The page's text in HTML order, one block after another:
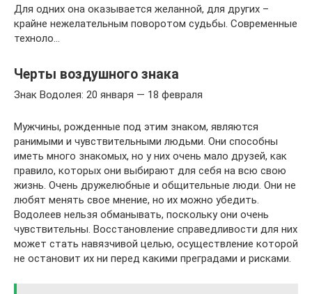
Для одних она оказывается желанной, для других –
крайне нежелательным поворотом судьбы. Современные
техноло…
Черты воздушного знака
Знак Водолея: 20 января — 18 февраля
Мужчины, рожденные под этим знаком, являются
ранимыми и чувствительными людьми. Они способны
иметь много знакомых, но у них очень мало друзей, как
правило, которых они выбирают для себя на всю свою
жизнь. Очень дружелюбные и общительные люди. Они не
любят менять свое мнение, но их можно убедить.
Водолеев нельзя обманывать, поскольку они очень
чувствительны. Восстановление справедливости для них
может стать навязчивой целью, осуществление которой
не остановит их ни перед какими преградами и рисками.